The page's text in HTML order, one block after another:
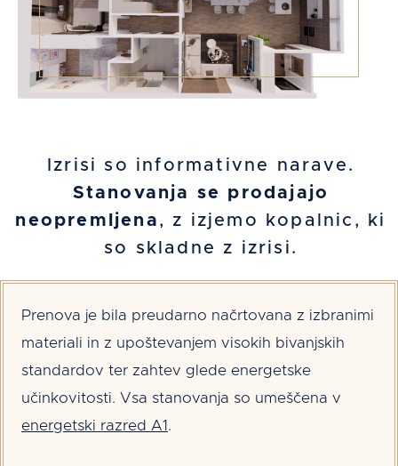
Izrisi so informativne narave.
Stanovanja se prodajajo
neopremljena , z izjemo kopalnic, ki
so skladne z izrisi.
Prenova je bila preudarno načrtovana z izbranimi
materiali in z upoštevanjem visokih bivanjskih
standardov ter zahtev glede energetske
učinkovitosti. Vsa stanovanja so umeščena v
energetski razred A1 .